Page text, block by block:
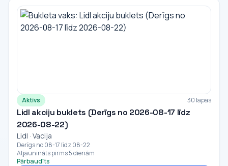
Aktīvs 30 lapas
Lidl akciju buklets (Derīgs no 2026-08-17 līdz
2026-08-22)
Lidl · Vacija
Derīgs no 08-17 līdz 08-22
Atjaunināts pirms 5 dienām
Pārbaudīts